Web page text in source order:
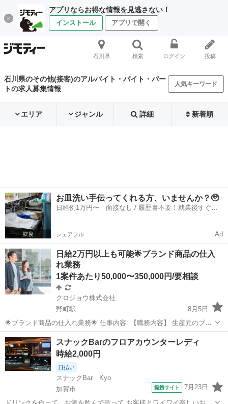
アプリならお得な情報を見逃さない！
インストール アプリで開く
石川県 検索 ログイン 投稿
石川県のその他(接客)のアルバイト・バイト・パー
トの求人募集情報
人気キーワード
エリア ジャンル 詳細 新着順
お皿洗い手伝ってくれる方、いませんか？🥹
日給例1万円〜 面接なし / 履歴書不要！就業後すぐに
シェアフル Ad
日給2万円以上も可能🌟ブランド商品の仕入
れ業務
1案件あたり50,000〜350,000円/要相談
クロジョウ株式会社
野町駅
8月5日
🌟ブランド商品の仕入れ業務🌟 仕事内容: 【職務内容】 生産元のブラ
ンド店舗に訪問して頂き、指定した商品を買い付けして頂くお仕事に
なります！ 【☆１日の流れ】 11:00〜18:00の好きな時間に仕入れ先店
舗へ訪問(基...
石川 金沢市 野町駅 仕入れ
スナックBarのフロアカウンターレディ
時給2,000円
日払い
スナックBar Kyo
加賀市
提携サイト 7月23日